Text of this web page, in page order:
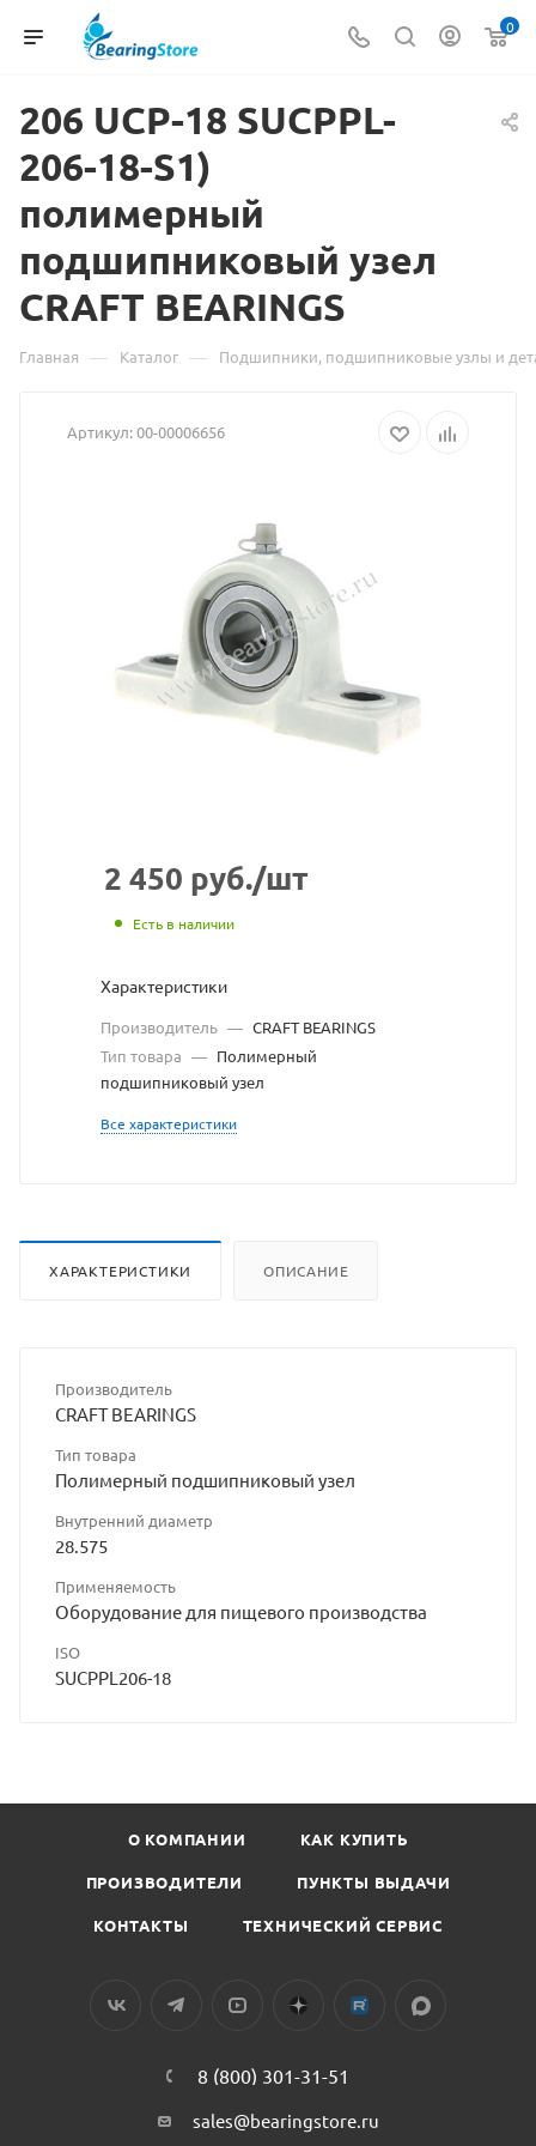
0
206 UCP-18 Материал
товаре
206
UCP-
18
S1)
полимерный
узел
CRAFT
с
https://
без
разрешения
SUCPPL-
206-18-S1)
полимерный
подшипниковый узел
CRAFT BEARINGS
Главная — Каталог — Подшипники, подшипниковые узлы и
Артикул:00-00006656
2 450 руб./шт
Есть в наличии
Характеристики
Производитель — CRAFT BEARINGS
Тип товара — Полимерный
подшипниковый узел
Все характеристики
ХАРАКТЕРИСТИКИ ОПИСАНИЕ
Производитель
CRAFT BEARINGS
Тип товара
Полимерный подшипниковый узел
Внутренний диаметр
28.575
Применяемость
Оборудование для пищевого производства
ISO
SUCPPL206-18
О КОМПАНИИ КАК КУПИТЬ
ПРОИЗВОДИТЕЛИ ПУНКТЫ ВЫДАЧИ
КОНТАКТЫ ТЕХНИЧЕСКИЙ СЕРВИС
8 (800) 301-31-51
sales@bearingstore.ru